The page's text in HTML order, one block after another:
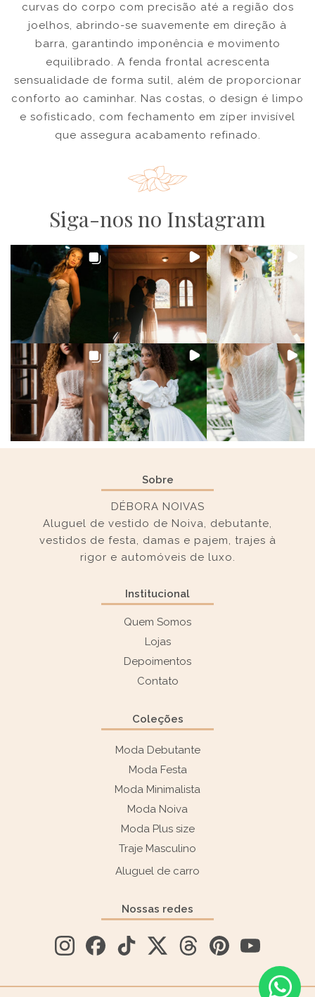
curvas do corpo com precisão até a região dos
joelhos, abrindo-se suavemente em direção à
barra, garantindo imponência e movimento
equilibrado. A fenda frontal acrescenta
sensualidade de forma sutil, além de proporcionar
conforto ao caminhar. Nas costas, o design é limpo
e sofisticado, com fechamento em zíper invisível
que assegura acabamento refinado.
Siga-nos no Instagram
Sobre
DÉBORA NOIVAS
Aluguel de vestido de Noiva, debutante,
vestidos de festa, damas e pajem, trajes à
rigor e automóveis de luxo.
Institucional
Quem Somos
Lojas
Depoimentos
Contato
Coleções
Moda Debutante
Moda Festa
Moda Minimalista
Moda Noiva
Moda Plus size
Traje Masculino
Aluguel de carro
Nossas redes